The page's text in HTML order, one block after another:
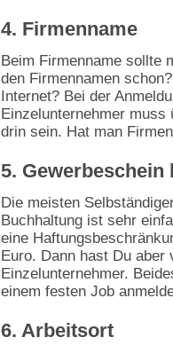
4. Firmenname
Beim Firmenname sollte
den Firmennamen
Internet? Bei der
Einzelunternehmer muss
drin sein. Hat man
5. Gewerbeschein
Die meisten
Buchhaltung ist sehr
eine
Euro. Dann hast Du aber
Einzelunternehmer.
einem festen Job
6. Arbeitsort